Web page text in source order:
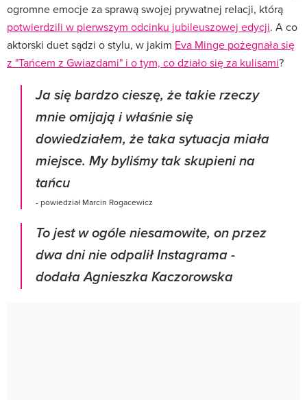
ogromne emocje za sprawą swojej prywatnej relacji, którą
potwierdzili w pierwszym odcinku jubileuszowej edycji. A co
aktorski duet sądzi o stylu, w jakim Eva Minge pożegnała się
z "Tańcem z Gwiazdami" i o tym, co działo się za kulisami?
Ja się bardzo cieszę, że takie rzeczy
mnie omijają i właśnie się
dowiedziałem, że taka sytuacja miała
miejsce. My byliśmy tak skupieni na
tańcu
- powiedział Marcin Rogacewicz
To jest w ogóle niesamowite, on przez
dwa dni nie odpalił Instagrama -
dodała Agnieszka Kaczorowska